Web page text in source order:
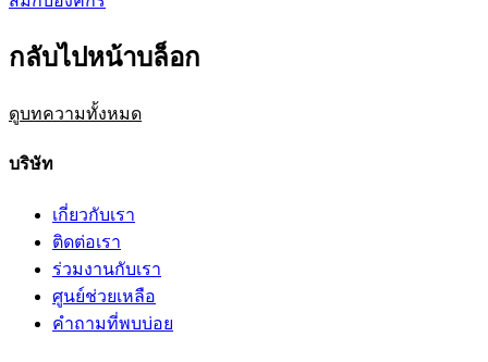
กลับไปหน้าบล็อก
ดูบทความทั้งหมด
บริษัท
เกี่ยวกับเรา
ติดต่อเรา
ร่วมงานกับเรา
ศูนย์ช่วยเหลือ
คำถามที่พบบ่อย